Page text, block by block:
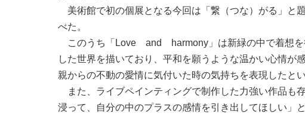
美術館で初の個展となる今回は「繋（つな）がる」と
べた。
このうち「Love and harmony」は新緑の中で着想を
した世界を描いており、平和を願うような温かい心情が
親からの不動の愛情に気付いた時の気持ちを表現したとい
また、ライブペインティングで制作した力強い作品も
浸って、自分の中のプラスの感情を引き出してほしい」と